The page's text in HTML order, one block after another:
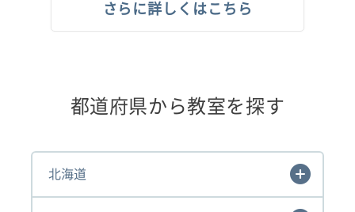
さらに詳しくはこちら
都道府県から教室を探す
北海道